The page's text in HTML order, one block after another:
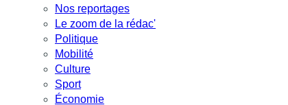
Nos reportages
Le zoom de la rédac'
Politique
Mobilité
Culture
Sport
Économie